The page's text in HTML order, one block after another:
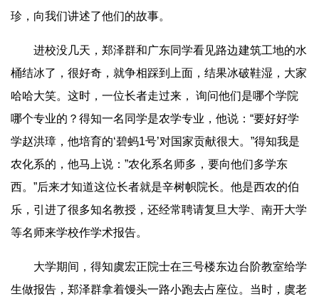
珍，向我们讲述了他们的故事。
进校没几天，郑泽群和广东同学看见路边建筑工地的水
桶结冰了，很好奇，就争相踩到上面，结果冰破鞋湿，大家
哈哈大笑。这时，一位长者走过来， 询问他们是哪个学院
哪个专业的？得知一名同学是农学专业，他说：“要好好学
学赵洪璋，他培育的‘碧蚂1号’对国家贡献很大。”得知我是
农化系的，他马上说：”农化系名师多，要向他们多学东
西。”后来才知道这位长者就是辛树帜院长。他是西农的伯
乐，引进了很多知名教授，还经常聘请复旦大学、南开大学
等名师来学校作学术报告。
大学期间，得知虞宏正院士在三号楼东边台阶教室给学
生做报告，郑泽群拿着馒头一路小跑去占座位。当时，虞老